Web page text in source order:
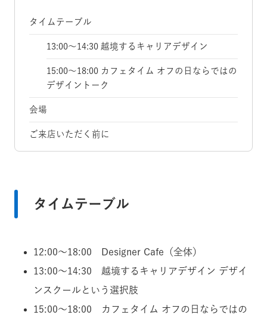
タイムテーブル
13:00〜14:30 越境するキャリアデザイン
15:00〜18:00 カフェタイム オフの日ならではの
デザイントーク
会場
ご来店いただく前に
タイムテーブル
12:00〜18:00 Designer Cafe（全体）
13:00〜14:30 越境するキャリアデザイン デザイ
ンスクールという選択肢
15:00〜18:00 カフェタイム オフの日ならではの